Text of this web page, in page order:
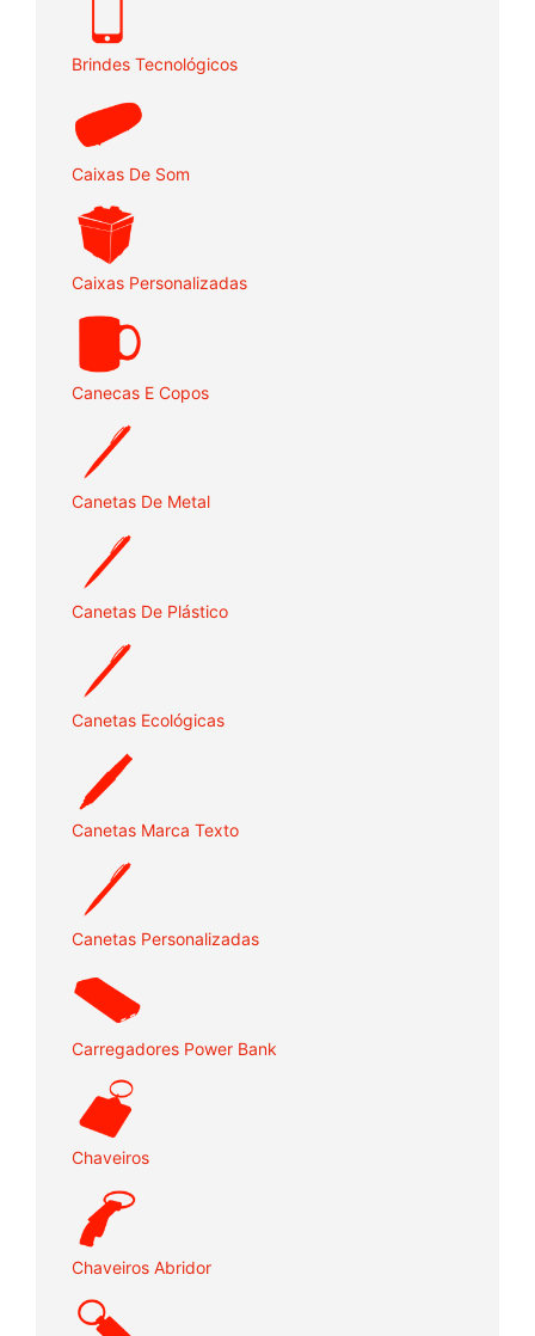
Brindes Tecnológicos
Caixas De Som
Caixas Personalizadas
Canecas E Copos
Canetas De Metal
Canetas De Plástico
Canetas Ecológicas
Canetas Marca Texto
Canetas Personalizadas
Carregadores Power Bank
Chaveiros
Chaveiros Abridor